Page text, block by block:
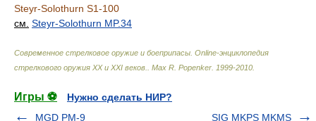
Steyr-Solothurn S1-100
см. Steyr-Solothurn MP.34
Современное стрелковое оружие и боеприпасы. Online-энциклопедия
стрелкового оружия ХХ и ХХI веков.
Max R. Popenker 1999-2010
Игры ⚽
Нужно сделать НИР?
MGD PM-9
SIG MKPS MKMS